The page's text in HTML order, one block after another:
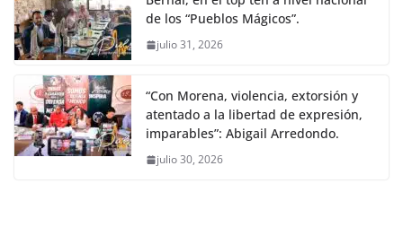
de los “Pueblos Mágicos”.
julio 31, 2026
“Con Morena, violencia, extorsión y
atentado a la libertad de expresión,
imparables”: Abigail Arredondo.
julio 30, 2026